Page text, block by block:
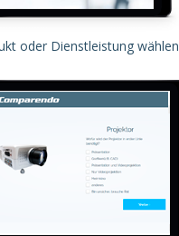
oder Dienstleistung wählen